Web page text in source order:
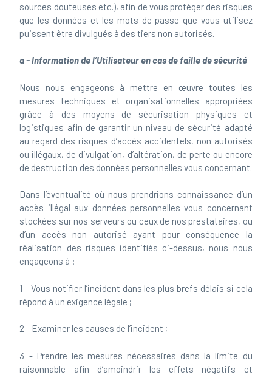
sources douteuses etc.), afin de vous protéger des risques
que les données et les mots de passe que vous utilisez
puissent être divulgués à des tiers non autorisés.
a - Information de l’Utilisateur en cas de faille de sécurité
Nous nous engageons à mettre en œuvre toutes les
mesures techniques et organisationnelles appropriées
grâce à des moyens de sécurisation physiques et
logistiques afin de garantir un niveau de sécurité adapté
au regard des risques d’accès accidentels, non autorisés
ou illégaux, de divulgation, d’altération, de perte ou encore
de destruction des données personnelles vous concernant.
Dans l’éventualité où nous prendrions connaissance d’un
accès illégal aux données personnelles vous concernant
stockées sur nos serveurs ou ceux de nos prestataires, ou
d’un accès non autorisé ayant pour conséquence la
réalisation des risques identifiés ci-dessus, nous nous
engageons à :
1 - Vous notifier l’incident dans les plus brefs délais si cela
répond à un exigence légale ;
2 - Examiner les causes de l’incident ;
3 - Prendre les mesures nécessaires dans la limite du
raisonnable afin d’amoindrir les effets négatifs et